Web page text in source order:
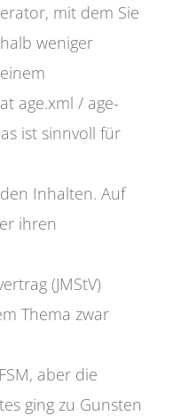
mit dem Sie
weniger
age.xml / age-
ist sinnvoll für
Inhalten. Auf
ihren
(JMStV)
Thema zwar
aber die
ging zu Gunsten